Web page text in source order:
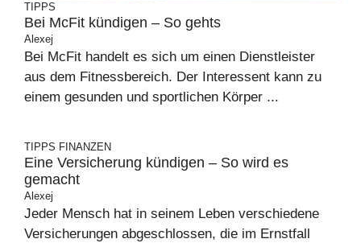
TIPPS
Bei McFit kündigen – So gehts
Alexej
Bei McFit handelt es sich um einen Dienstleister
aus dem Fitnessbereich. Der Interessent kann zu
einem gesunden und sportlichen Körper ...
TIPPS FINANZEN
Eine Versicherung kündigen – So wird es
gemacht
Alexej
Jeder Mensch hat in seinem Leben verschiedene
Versicherungen abgeschlossen, die im Ernstfall